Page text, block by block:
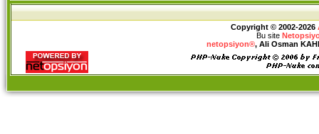
Copyright © 2002-2026
Bu site
netopsiyon®, Ali Osman